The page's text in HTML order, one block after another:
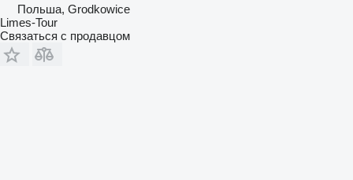
Польша, Grodkowice
Limes-Tour
Связаться с продавцом